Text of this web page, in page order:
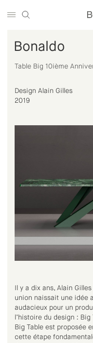
Bonaldo
Table Big 10ième
Design Alain Gilles
2019
Il y a dix ans, Alain
union naissait une idée
audacieux pour un
l’histoire du design :
Big Table est proposée
cette étape